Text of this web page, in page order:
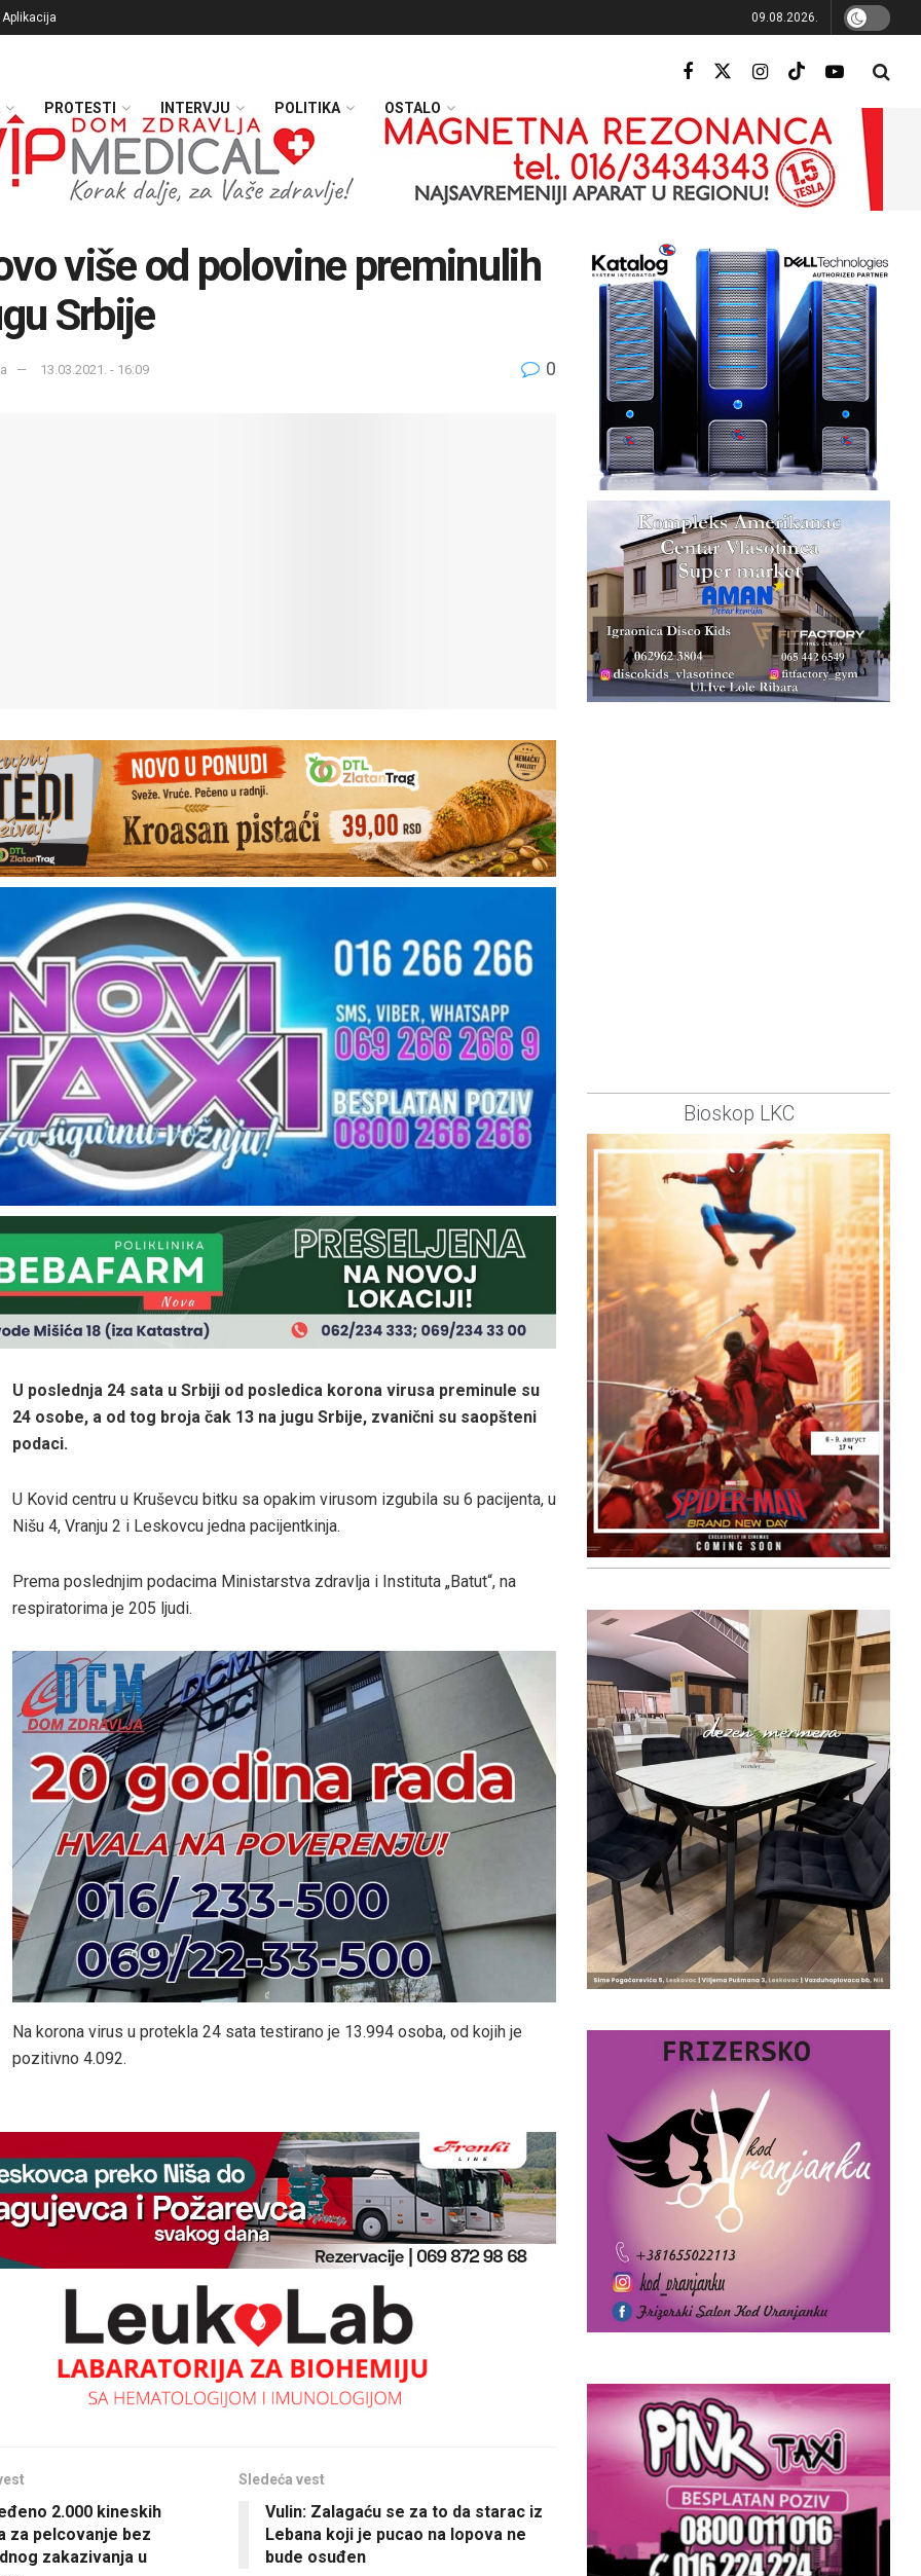
Aplikacija 09.08.2026.
PROTESTI INTERVJU POLITIKA OSTALO
više od polovine preminulih
Srbije
13.03.2021. - 16:09 0
U poslednja 24 sata u Srbiji od posledica korona virusa preminule su
24 osobe, a od tog broja čak 13 na jugu Srbije, zvanični su saopšteni
podaci.
U Kovid centru u Kruševcu bitku sa opakim virusom izgubila su 6 pacijenta, u
Nišu 4, Vranju 2 i Leskovcu jedna pacijentkinja.
Prema poslednjim podacima Ministarstva zdravlja i Instituta „Batut“, na
respiratorima je 205 ljudi.
Na korona virus u protekla 24 sata testirano je 13.994 osoba, od kojih je
pozitivno 4.092.
2.000 kineskih
za pelcovanje bez
zakazivanja u
Sledeća vest
Vulin: Zalagaću se za to da starac iz
Lebana koji je pucao na lopova ne
bude osuđen
Bioskop LKC